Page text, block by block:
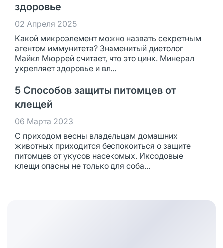
здоровье
02 Апреля 2025
Какой микроэлемент можно назвать секретным
агентом иммунитета? Знаменитый диетолог
Майкл Мюррей считает, что это цинк. Минерал
укрепляет здоровье и вл...
5 Способов защиты питомцев от
клещей
06 Марта 2023
С приходом весны владельцам домашних
животных приходится беспокоиться о защите
питомцев от укусов насекомых. Иксодовые
клещи опасны не только для соба...